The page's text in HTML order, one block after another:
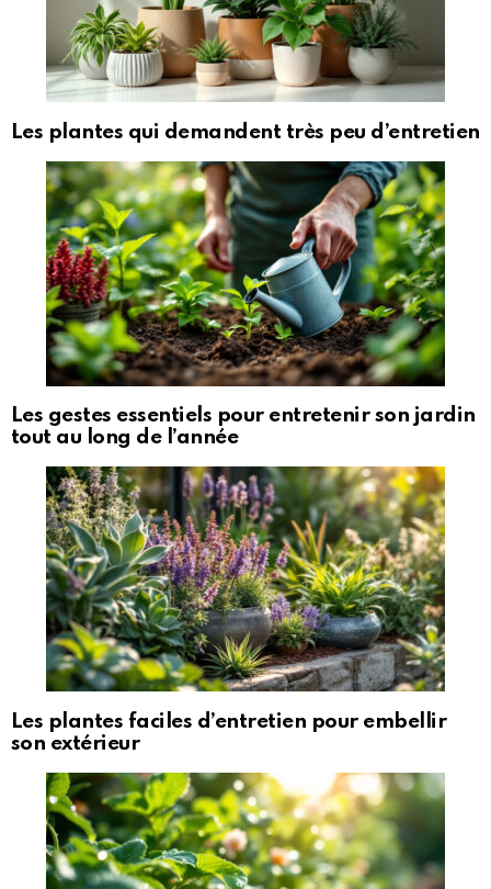
Les plantes qui demandent très peu d’entretien
Les gestes essentiels pour entretenir son jardin
tout au long de l’année
Les plantes faciles d’entretien pour embellir
son extérieur